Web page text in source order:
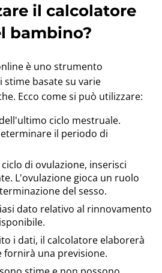
il calcolatore
bambino?
è uno strumento
basate su varie
Ecco come si può utilizzare:
ciclo mestruale.
il periodo di
di ovulazione, inserisci
L'ovulazione gioca un ruolo
del sesso.
dato relativo al rinnovamento
i dati, il calcolatore elaborerà
fornirà una previsione.